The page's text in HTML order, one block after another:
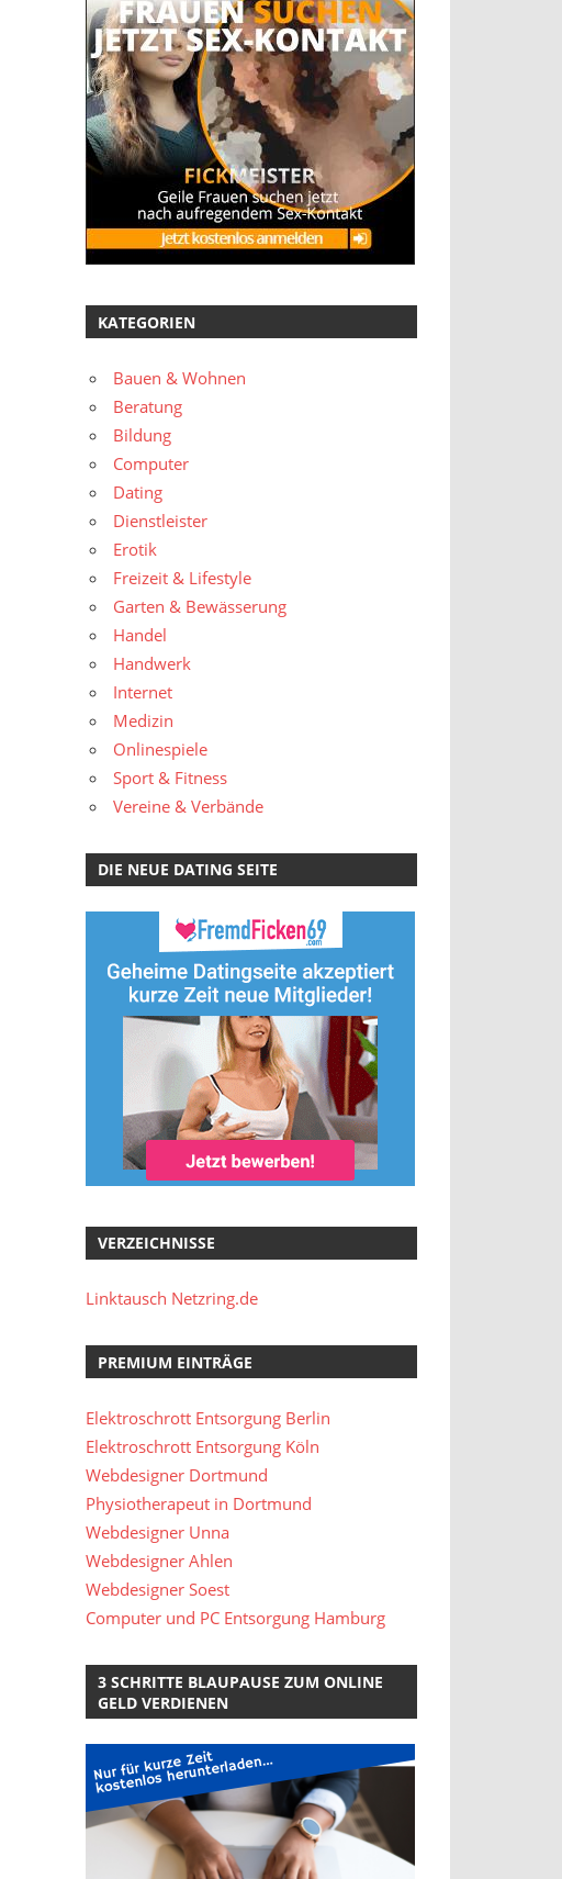
KATEGORIEN
Bauen & Wohnen
Beratung
Bildung
Computer
Dating
Dienstleister
Erotik
Freizeit & Lifestyle
Garten & Bewässerung
Handel
Handwerk
Internet
Medizin
Onlinespiele
Sport & Fitness
Vereine & Verbände
DIE NEUE DATING SEITE
VERZEICHNISSE
Linktausch Netzring.de
PREMIUM EINTRÄGE
Elektroschrott Entsorgung Berlin
Elektroschrott Entsorgung Köln
Webdesigner Dortmund
Physiotherapeut in Dortmund
Webdesigner Unna
Webdesigner Ahlen
Webdesigner Soest
Computer und PC Entsorgung Hamburg
3 SCHRITTE BLAUPAUSE ZUM ONLINE
GELD VERDIENEN